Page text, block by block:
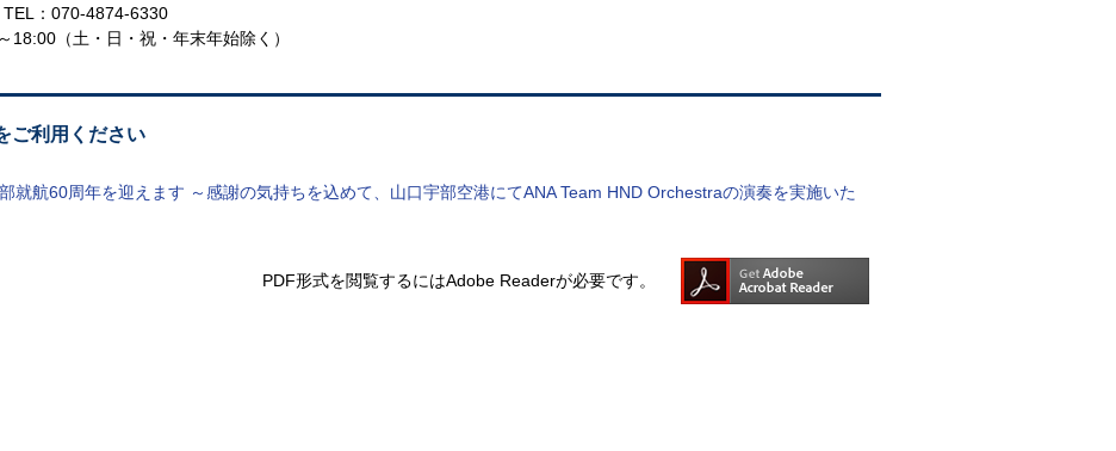
TEL：070-4874-6330
18:00 （土・日・祝・年末年始除く）
ご利用ください
就航60周年を迎えます ～感謝の気持ちを込めて、山口宇部空港にてANA Team HND Orchestraの演奏を実施いた
PDF形式を閲覧するにはAdobe Readerが必要です。